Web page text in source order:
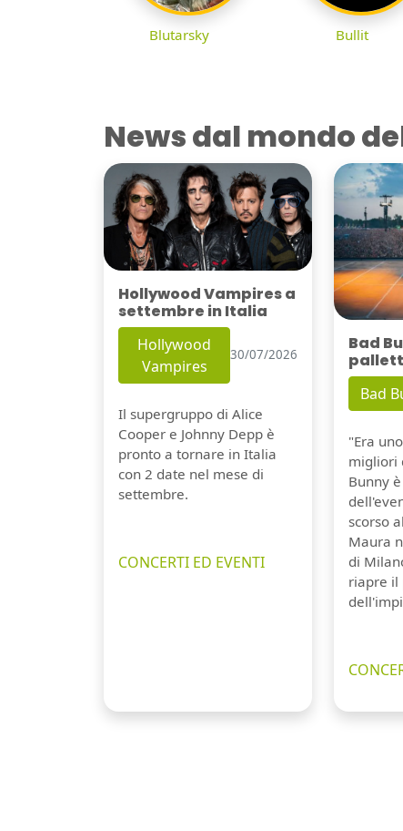
Blutarsky Bullit
News dal mondo
Hollywood Vampires a
settembre in Italia
Hollywood
Vampires
30/07/2026
Il supergruppo di Alice
Cooper e Johnny Depp è
pronto a tornare in Italia
con 2 date nel mese di
settembre.
CONCERTI ED EVENTI
Bad
Bad
"Era
migliori
Bunny
scorso
Maura
di
riapre il